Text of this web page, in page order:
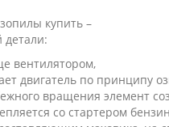
купить –
детали:
вентилятором,
двигатель по принципу
вращения элемент
со стартером